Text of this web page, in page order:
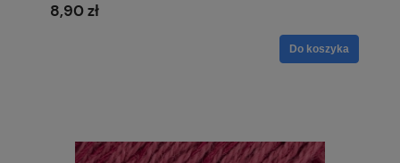
8,90 zł
Do koszyka